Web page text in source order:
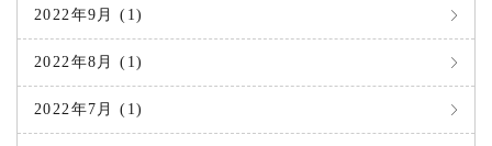
2022年9月 (1)
2022年8月 (1)
2022年7月 (1)